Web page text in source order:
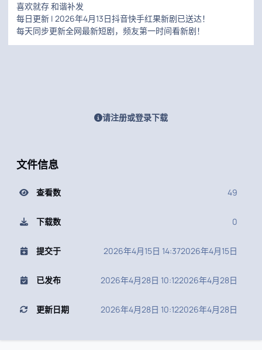
喜欢就存 和谐补发
每日更新 | 2026年4月13日抖音快手红果新剧已送达！
每天同步更新全网最新短剧，频友第一时间看新剧！
请注册或登录下载
文件信息
查看数 49
下载数 0
提交于 2026年4月15日 14:372026年4月15日
已发布 2026年4月28日 10:122026年4月28日
更新日期 2026年4月28日 10:122026年4月28日